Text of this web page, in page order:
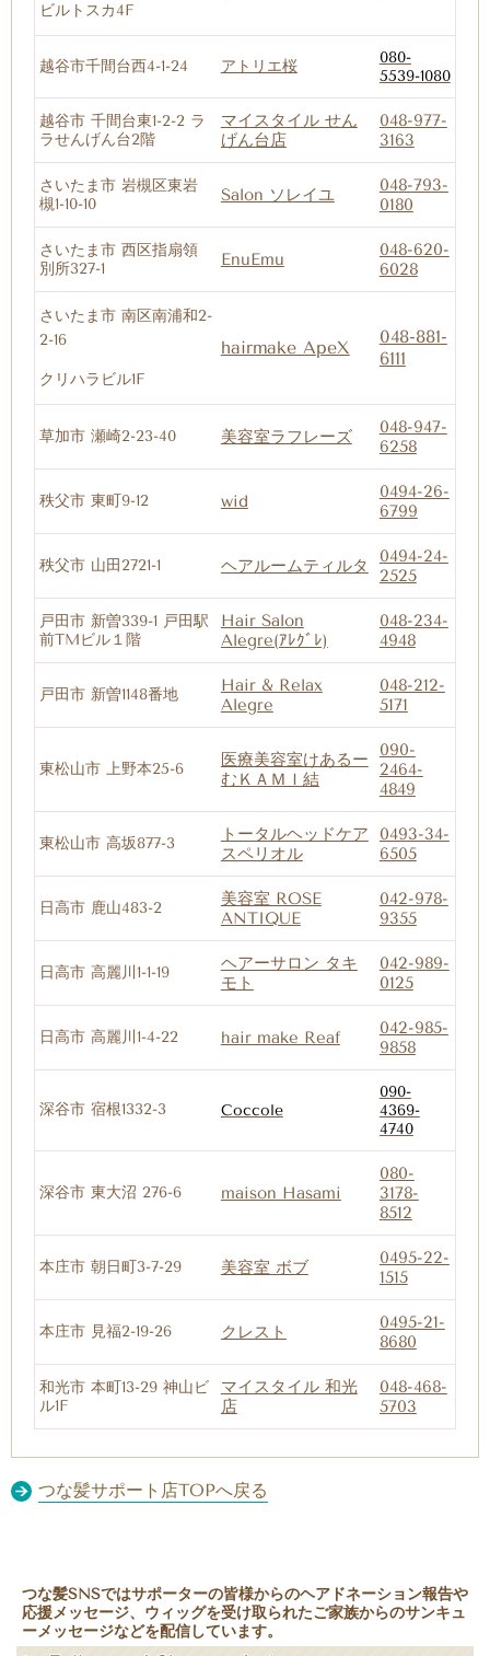
ビルトスカ4F
越谷市千間台西4-1-24 アトリエ桜
080-
5539-1080
越谷市 千間台東1-2-2 ラ
ラせんげん台2階
マイスタイル せん
げん台店
048-977-
3163
さいたま市 岩槻区東岩
槻1-10-10
Salon ソレイユ
048-793-
0180
さいたま市 西区指扇領
別所327-1
EnuEmu
048-620-
6028
さいたま市 南区南浦和2-
2-16
クリハラビル1F
hairmake ApeX
048-881-
6111
草加市 瀬崎2-23-40 美容室ラフレーズ
048-947-
6258
秩父市 東町9-12 wid
0494-26-
6799
秩父市 山田2721-1 ヘアルームティルタ
0494-24-
2525
戸田市 新曽339-1 戸田駅
前TMビル１階
Hair Salon
Alegre(ｱﾚｸﾞﾚ)
048-234-
4948
戸田市 新曽1148番地
Hair & Relax
Alegre
048-212-
5171
東松山市 上野本25-6
医療美容室けあるー
むＫＡＭＩ結
090-
2464-
4849
東松山市 高坂877-3
トータルヘッドケア
スペリオル
0493-34-
6505
日高市 鹿山483-2
美容室 ROSE
ANTIQUE
042-978-
9355
日高市 高麗川1-1-19
ヘアーサロン タキ
モト
042-989-
0125
日高市 高麗川1-4-22 hair make Reaf
042-985-
9858
深谷市 宿根1332-3 Coccole
090-
4369-
4740
深谷市 東大沼 276-6 maison Hasami
080-
3178-
8512
本庄市 朝日町3-7-29 美容室 ボブ
0495-22-
1515
本庄市 見福2-19-26 クレスト
0495-21-
8680
和光市 本町13-29 神山ビ
ル1F
マイスタイル 和光
店
048-468-
5703
つな髪サポート店TOPへ戻る
つな髪SNSではサポーターの皆様からのヘアドネーション報告や
応援メッセージ、ウィッグを受け取られたご家族からのサンキュ
ーメッセージなどを配信しています。